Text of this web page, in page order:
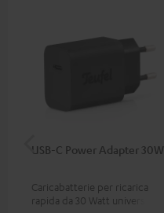
USB-C Power Adapter 30W
Caricabatterie per ricarica
rapida da 30 Watt universale